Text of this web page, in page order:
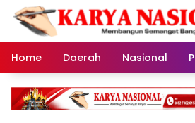
Langsung
konten
Home
Daerah Nasional